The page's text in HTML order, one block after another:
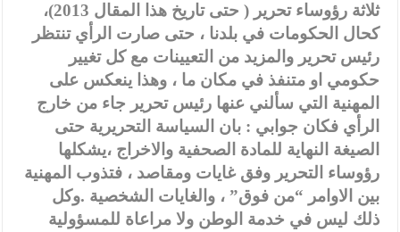
ثلاثة رؤوساء تحرير ( حتى تاريخ هذا المقال 2013)،
كحال الحكومات في بلدنا ، حتى صارت الرأي تنتظر
رئيس تحرير والمزيد من التعيينات مع كل تغيير
حكومي او متنفذ في مكان ما ، وهذا ينعكس على
المهنية التي سألني عنها رئيس تحرير جاء من خارج
الرأي فكان جوابي : بان السياسة التحريرية حتى
الصيغة النهاية للمادة الصحفية والاخراج ،يشكلها
رؤوساء التحرير وفق غايات ومقاصد ، فتذوب المهنية
بين الاوامر “من فوق” ، والغايات الشخصية .وكل
ذلك ليس في خدمة الوطن ولا مراعاة للمسؤولية